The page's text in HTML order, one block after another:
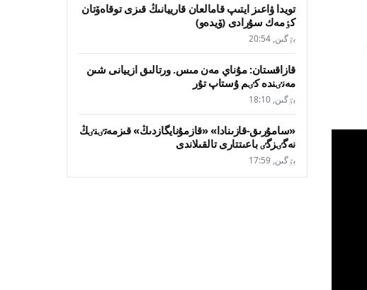
تويدا ۋاعىز ايتىپ قامالعان قارييانىڭ قىزى توقاەۆتان
كٶمەك سۇرادى (ۆيدەو)
بٷگىن, 20:54
قازاقستان: مۇناي مەن مىس. ورتالىق ازييانى شىن
مەنٸندە كٸم ۇستاپ تۇر
بٷگىن, 18:10
«سامۇرىق-قازىنادا» «قازمۇنايگازدىڭ» قىزمەتٸنٸڭ
نەگٸزگٸ باعىتتارى تالقىلاندى
بٷگىن, 17:59